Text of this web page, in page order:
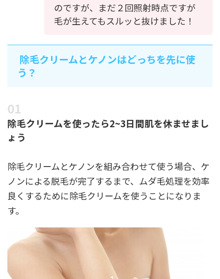
のですが、まだ２回照射時点ですが
毛が生えてもスルッと抜けました！
除毛クリームとケノンはどっちを先に使
う？
除毛クリームを使ったら2~3日間肌を休ませまし
ょう
除毛クリームとケノンを組み合わせて使う場合、ケ
ノンによる脱毛が完了するまで、ムダ毛処理を効率
良くするために除毛クリームを使うことになりま
す。